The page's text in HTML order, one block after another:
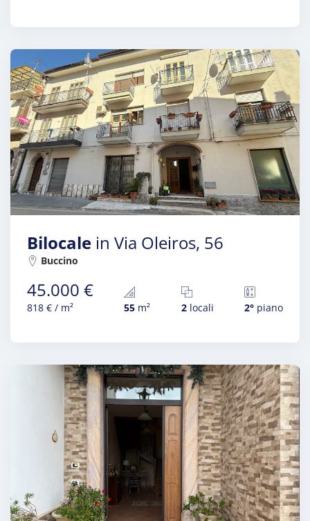
Bilocale in Via Oleiros, 56
Buccino
45.000 €
818 € / m² 55 m² 2locali 2°piano